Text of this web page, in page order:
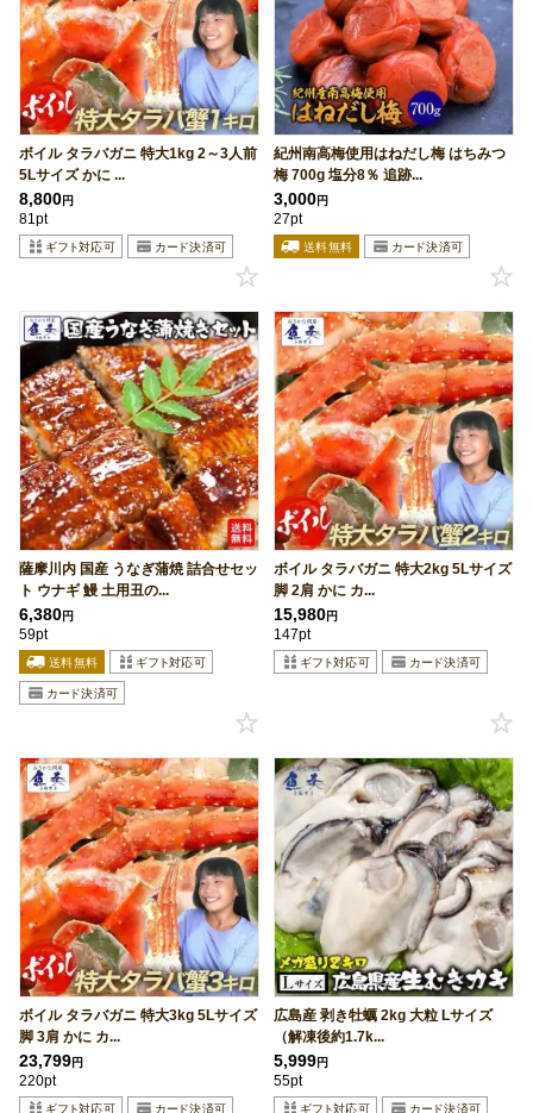
ボイル タラバガニ 特大1kg 2～3人前
5Lサイズ かに ...
8,800円
81pt
紀州南高梅使用はねだし梅 はちみつ
梅 700g 塩分8％ 追跡...
3,000円
27pt
薩摩川内 国産 うなぎ蒲焼 詰合せセッ
ト ウナギ 鰻 土用丑の...
6,380円
59pt
ボイル タラバガニ 特大2kg 5Lサイズ
脚 2肩 かに カ...
15,980円
147pt
ボイル タラバガニ 特大3kg 5Lサイズ
脚 3肩 かに カ...
23,799円
220pt
広島産 剥き牡蠣 2kg 大粒 Lサイズ
（解凍後約1.7k...
5,999円
55pt